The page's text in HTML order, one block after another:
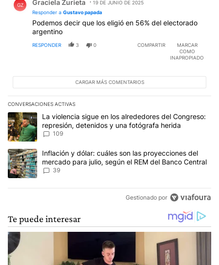
GZ Graciela Zurieta
19 DE JUNIO DE 2025
Responder a Gustavo papada
Podemos decir que los eligió en 56% del electorado
argentino
RESPONDER 3 0 COMPARTIR
MARCAR
COMO
INAPROPIADO
CARGAR MÁS COMENTARIOS
CONVERSACIONES ACTIVAS
Este listado muestra los artículos con más comentarios en los
Un artículo de tendencia con el título "La violencia sigue en los
La violencia sigue en los alrededores del Congreso:
represión, detenidos y una fotógrafa herida
109
Un artículo de tendencia con el título "Inflación y dólar: cuáles
Inflación y dólar: cuáles son las proyecciones del
mercado para julio, según el REM del Banco Central
39
Gestionado por